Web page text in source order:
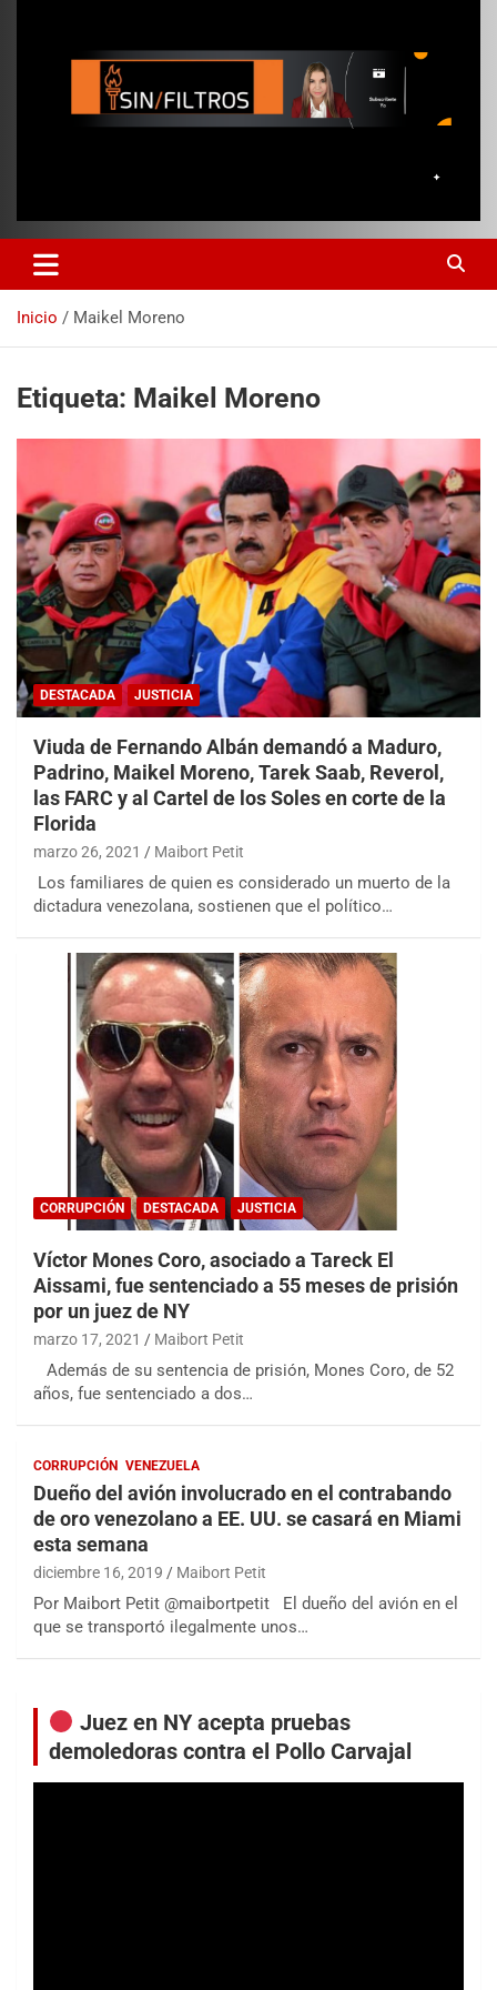
Inicio Maikel Moreno
Etiqueta: Maikel Moreno
DESTACADA JUSTICIA
Viuda de Fernando Albán demandó a Maduro,
Padrino, Maikel Moreno, Tarek Saab, Reverol,
las FARC y al Cartel de los Soles en corte de la
Florida
marzo 26, 2021 Maibort Petit
Los familiares de quien es considerado un muerto de la
dictadura venezolana, sostienen que el político…
CORRUPCIÓN DESTACADA JUSTICIA
Víctor Mones Coro, asociado a Tareck El
Aissami, fue sentenciado a 55 meses de prisión
por un juez de NY
marzo 17, 2021 Maibort Petit
Además de su sentencia de prisión, Mones Coro, de 52
años, fue sentenciado a dos…
CORRUPCIÓN VENEZUELA
Dueño del avión involucrado en el contrabando
de oro venezolano a EE. UU. se casará en Miami
esta semana
diciembre 16, 2019 Maibort Petit
Por Maibort Petit @maibortpetit El dueño del avión en el
que se transportó ilegalmente unos…
Juez en NY acepta pruebas
demoledoras contra el Pollo Carvajal